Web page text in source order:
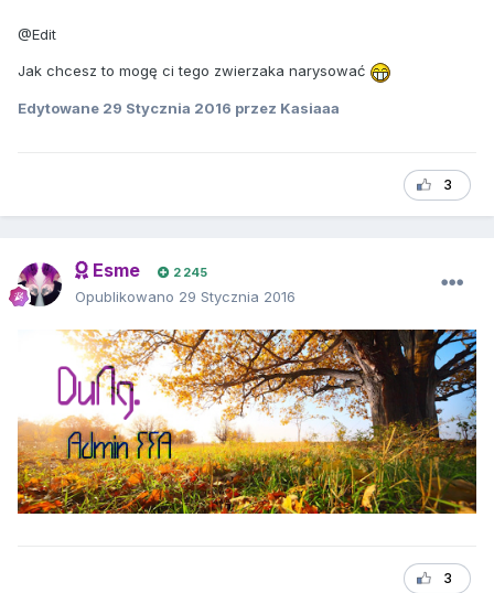
@Edit
Jak chcesz to mogę ci tego zwierzaka narysować
Edytowane 29 Stycznia 2016 przez Kasiaaa
3
Esme 2 245
Opublikowano 29 Stycznia 2016
3